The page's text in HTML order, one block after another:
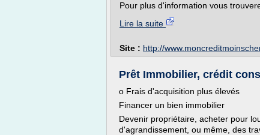
Pour plus d'information vous
Lire la suite
Site : http://
Prêt Immobilier, crédit
o Frais d'acquisition plus élevés
Financer un bien immobilier
Devenir propriétaire, acheter pour
d'agrandissement, ou même, des